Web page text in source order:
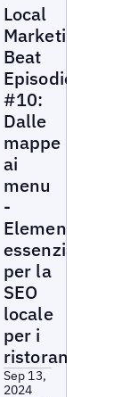
Marketing
Beat
Local
Marketing
Beat
Episodio
#10:
Dalle
mappe
ai
menu
-
Elementi
essenziali
per la
SEO
locale
per i
ristoranti
Sep 13,
2024